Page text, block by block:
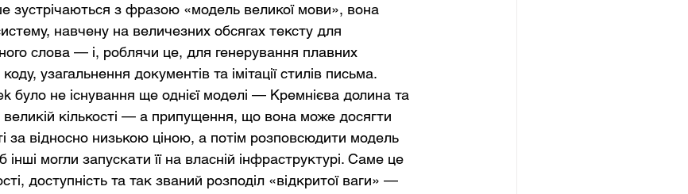
зустрічаються з фразою «модель великої мови», вона
навчену на величезних обсягах тексту для
слова — і, роблячи це, для генерування плавних
узагальнення документів та імітації стилів письма.
було не існування ще однієї моделі — Кремнієва долина та
кількості — а припущення, що вона може досягти
за відносно низькою ціною, а потім розповсюдити модель
могли запускати її на власній інфраструктурі. Саме це
доступність та так званий розподіл «відкритої ваги» —